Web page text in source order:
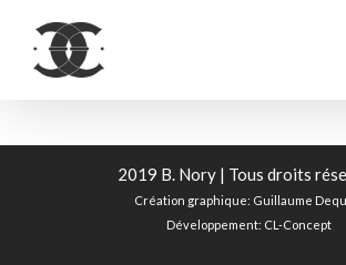
contenu
2019 B. Nory | Tous droits
Création graphique: Guillaume
Développement: CL-Concept